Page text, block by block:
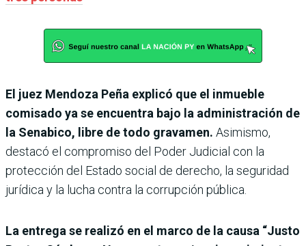
El juez Mendoza Peña explicó que el inmueble
comisado ya se encuentra bajo la administración de
la Senabico, libre de todo gravamen. Asimismo,
destacó el compromiso del Poder Judicial con la
protección del Estado social de derecho, la seguridad
jurídica y la lucha contra la corrupción pública.
La entrega se realizó en el marco de la causa “Justo